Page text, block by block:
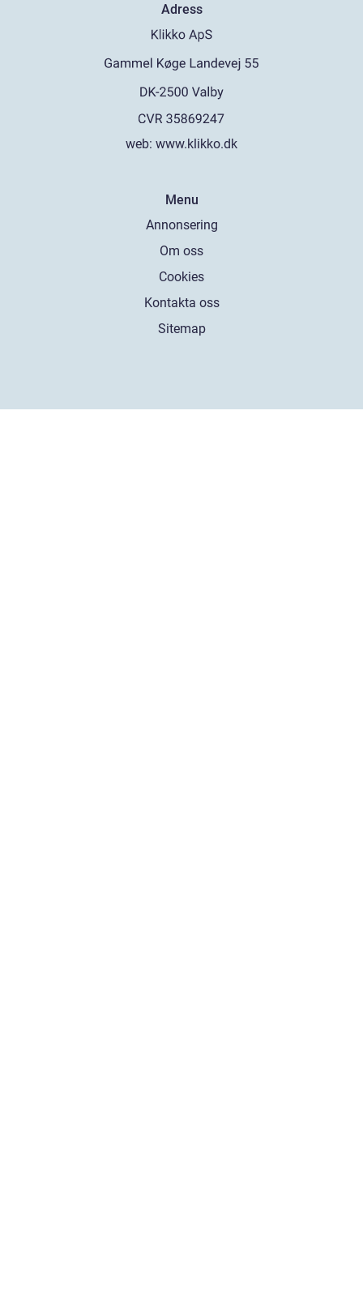
Adress
web: www.klikko.dk
Menu
Annonsering
Om oss
Cookies
Kontakta oss
Sitemap